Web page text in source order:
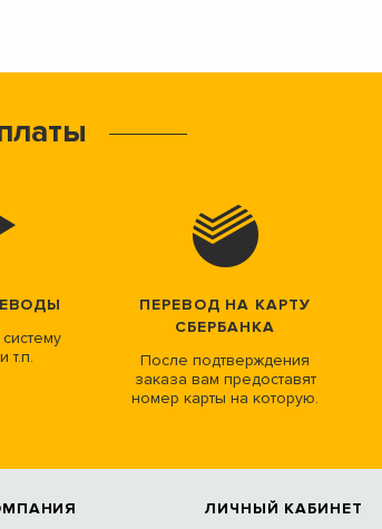
т.п.
ПЕРЕВОД НА КАРТУ
СБЕРБАНКА
После подтверждения
заказа вам предоставят
номер карты на которую.
ЛИЧНЫЙ КАБИНЕТ